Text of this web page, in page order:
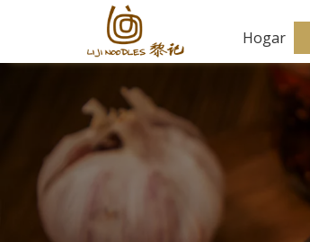
Hogar